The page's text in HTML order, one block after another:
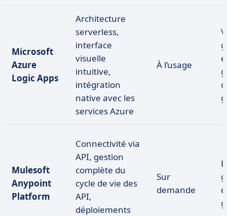
Microsoft
Azure
Logic Apps
Architecture
serverless,
interface
visuelle
intuitive,
intégration
native avec les
services Azure
À l’usage
Mulesoft
Anypoint
Platform
Connectivité via
API, gestion
complète du
cycle de vie des
API,
déploiements
Sur
demande